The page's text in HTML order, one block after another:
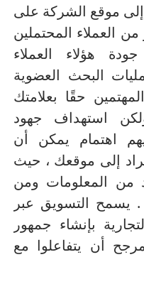
إلى موقع الشركة على
العملاء المحتملين
هؤلاء العملاء
البحث العضوية
حقًا بعلامتك
استهداف جهود
اهتمام يمكن أن
إلى موقعك ، حيث
من المعلومات ومن
يسمح التسويق عبر
بإنشاء جمهور
أن يتفاعلوا مع